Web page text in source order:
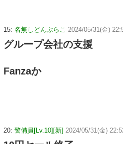
15: 名無しどんぶらこ 2024/05/31(金)
グループ会社の支援
Fanzaか
20: 警備員[Lv.10][新] 2024/05/31(金)